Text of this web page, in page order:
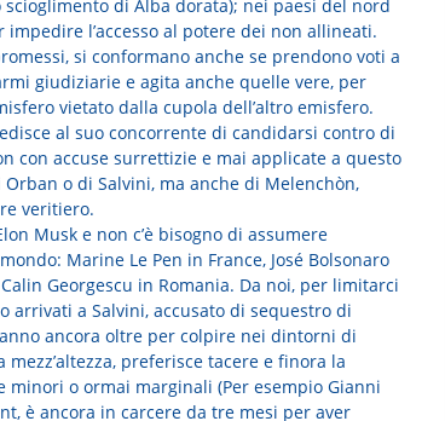
di Alba dorata); nei paesi del nord
l’accesso al potere dei non allineati.
si conformano anche se prendono voti a
giudiziarie e agita anche quelle vere, per
vietato dalla cupola dell’altro emisfero.
al suo concorrente di candidarsi contro di
con accuse surrettizie e mai applicate a questo
o di Salvini, ma anche di Melenchòn,
veritiero.
Musk e non c’è bisogno di assumere
Marine Le Pen in France, José Bolsonaro
Georgescu in Romania. Da noi, per limitarci
arrivati a Salvini, accusato di sequestro di
ancora oltre per colpire nei dintorni di
preferisce tacere e finora la
minori o ormai marginali (Per esempio Gianni
è ancora in carcere da tre mesi per aver